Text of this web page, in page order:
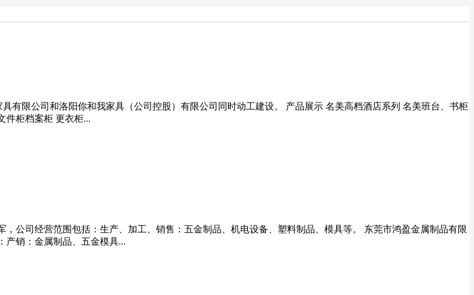
具有限公司和洛阳你和我家具（公司控股）有限公司同时动工建设。 产品展示 名美高档酒店系列 名美班台、书柜
件柜档案柜 更衣柜...
公司经营范围包括：生产、加工、销售：五金制品、机电设备、塑料制品、模具等。 东莞市鸿盈金属制品有限
产销：金属制品、五金模具...